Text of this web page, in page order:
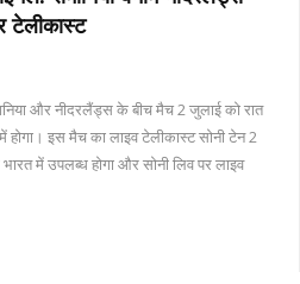
टेलीकास्ट
और नीदरलैंड्स के बीच मैच 2 जुलाई को रात
इस मैच का लाइव टेलीकास्ट सोनी टेन 2
में उपलब्ध होगा और सोनी लिव पर लाइव